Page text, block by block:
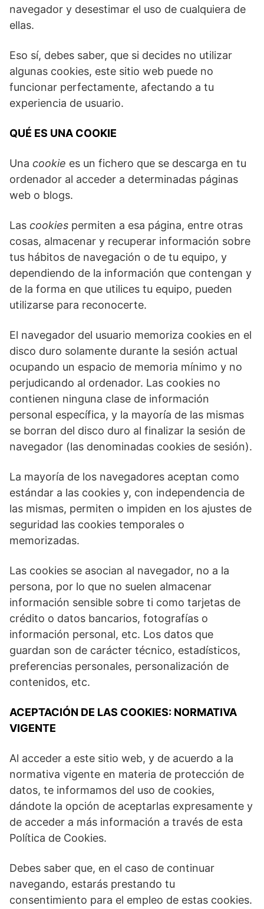
navegador y desestimar el uso de cualquiera de
ellas.
Eso sí, debes saber, que si decides no utilizar
algunas cookies, este sitio web puede no
funcionar perfectamente, afectando a tu
experiencia de usuario.
QUÉ ES UNA COOKIE
Una cookie es un fichero que se descarga en tu
ordenador al acceder a determinadas páginas
web o blogs.
Las cookies permiten a esa página, entre otras
cosas, almacenar y recuperar información sobre
tus hábitos de navegación o de tu equipo, y
dependiendo de la información que contengan y
de la forma en que utilices tu equipo, pueden
utilizarse para reconocerte.
El navegador del usuario memoriza cookies en el
disco duro solamente durante la sesión actual
ocupando un espacio de memoria mínimo y no
perjudicando al ordenador. Las cookies no
contienen ninguna clase de información
personal específica, y la mayoría de las mismas
se borran del disco duro al finalizar la sesión de
navegador (las denominadas cookies de sesión).
La mayoría de los navegadores aceptan como
estándar a las cookies y, con independencia de
las mismas, permiten o impiden en los ajustes de
seguridad las cookies temporales o
memorizadas.
Las cookies se asocian al navegador, no a la
persona, por lo que no suelen almacenar
información sensible sobre ti como tarjetas de
crédito o datos bancarios, fotografías o
información personal, etc. Los datos que
guardan son de carácter técnico, estadísticos,
preferencias personales, personalización de
contenidos, etc.
ACEPTACIÓN DE LAS COOKIES: NORMATIVA
VIGENTE
Al acceder a este sitio web, y de acuerdo a la
normativa vigente en materia de protección de
datos, te informamos del uso de cookies,
dándote la opción de aceptarlas expresamente y
de acceder a más información a través de esta
Política de Cookies.
Debes saber que, en el caso de continuar
navegando, estarás prestando tu
consentimiento para el empleo de estas cookies.